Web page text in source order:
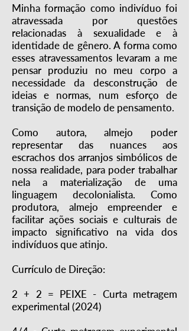
Minha formação como indivíduo foi
atravessada por questões
relacionadas à sexualidade e à
identidade de gênero. A forma como
esses atravessamentos levaram a me
pensar produziu no meu corpo a
necessidade da desconstrução de
ideias e normas, num esforço de
transição de modelo de pensamento.
Como autora, almejo poder
representar das nuances aos
escrachos dos arranjos simbólicos de
nossa realidade, para poder trabalhar
nela a materialização de uma
linguagem decolonialista. Como
produtora, almejo empreender e
facilitar ações sociais e culturais de
impacto significativo na vida dos
indivíduos que atinjo.
Currículo de Direção:
2 + 2 = PEIXE - Curta metragem
experimental (2024)